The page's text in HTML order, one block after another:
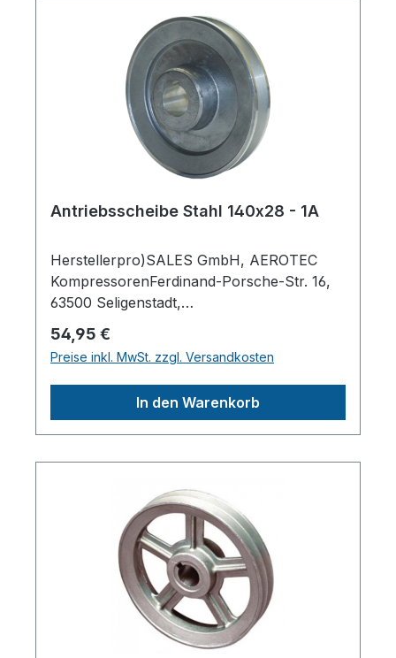
Antriebsscheibe Stahl 140x28 - 1A
Herstellerpro)SALES GmbH, AEROTEC
KompressorenFerdinand-Porsche-Str. 16,
63500 Seligenstadt,
Regulärer Preis:
54,95 €
Preise inkl. MwSt. zzgl. Versandkosten
In den Warenkorb